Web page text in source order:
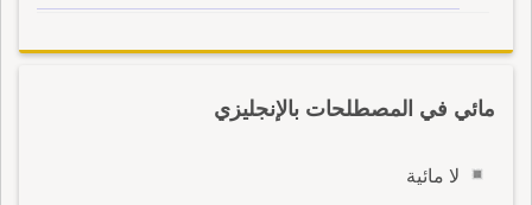
مائي في المصطلحات بالإنجليزي
لا مائية